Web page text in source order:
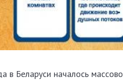
в Беларуси началось